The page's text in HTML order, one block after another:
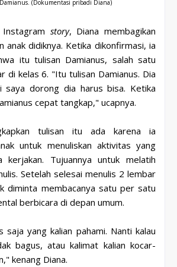
(Dokumentasi pribadi Diana)
story, Diana membagikan
anak didiknya. Ketika dikonfirmasi, ia
itu tulisan Damianus, salah satu
di kelas 6. "Itu tulisan Damianus. Dia
saya dorong dia harus bisa. Ketika
cepat tangkap," ucapnya.
tulisan itu ada karena ia
untuk menuliskan aktivitas yang
kerjakan. Tujuannya untuk melatih
Setelah selesai menulis 2 lembar
diminta membacanya satu per satu
berbicara di depan umum.
saja yang kalian pahami. Nanti kalau
bagus, atau kalimat kalian kocar-
kenang Diana.